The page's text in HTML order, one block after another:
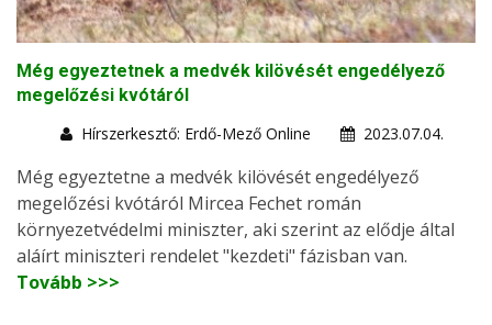
Még egyeztetnek a medvék kilövését engedélyező
megelőzési kvótáról
Hírszerkesztő: Erdő-Mező Online
2023.07.04.
Még egyeztetne a medvék kilövését engedélyező
megelőzési kvótáról Mircea Fechet román
környezetvédelmi miniszter, aki szerint az elődje által
aláírt miniszteri rendelet "kezdeti" fázisban van.
Tovább >>>